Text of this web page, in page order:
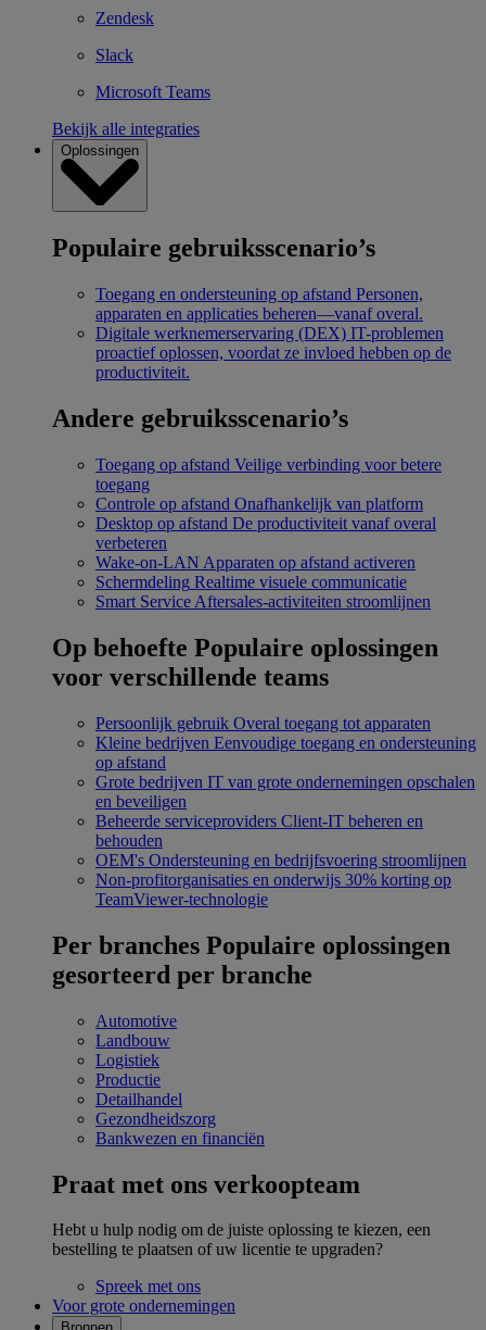
Zendesk
Slack
Microsoft Teams
Bekijk alle integraties
Oplossingen
Populaire gebruiksscenario’s
Toegang en ondersteuning op afstand Personen,
apparaten en applicaties beheren—vanaf overal.
Digitale werknemerservaring (DEX) IT-problemen
proactief oplossen, voordat ze invloed hebben op de
productiviteit.
Andere gebruiksscenario’s
Toegang op afstand Veilige verbinding voor betere
toegang
Controle op afstand Onafhankelijk van platform
Desktop op afstand De productiviteit vanaf overal
verbeteren
Wake-on-LAN Apparaten op afstand activeren
Schermdeling Realtime visuele communicatie
Smart Service Aftersales-activiteiten stroomlijnen
Op behoefte Populaire oplossingen
voor verschillende teams
Persoonlijk gebruik Overal toegang tot apparaten
Kleine bedrijven Eenvoudige toegang en ondersteuning
op afstand
Grote bedrijven IT van grote ondernemingen opschalen
en beveiligen
Beheerde serviceproviders Client-IT beheren en
behouden
OEM's Ondersteuning en bedrijfsvoering stroomlijnen
Non-profitorganisaties en onderwijs 30% korting op
TeamViewer-technologie
Per branches Populaire oplossingen
gesorteerd per branche
Automotive
Landbouw
Logistiek
Productie
Detailhandel
Gezondheidszorg
Bankwezen en financiën
Praat met ons verkoopteam
Hebt u hulp nodig om de juiste oplossing te kiezen, een
bestelling te plaatsen of uw licentie te upgraden?
Spreek met ons
Voor grote ondernemingen